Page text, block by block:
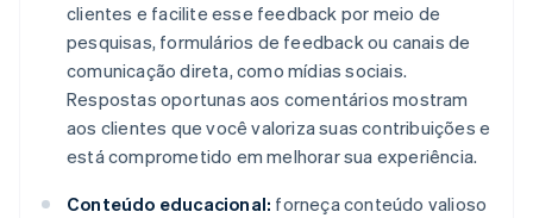
clientes e facilite esse feedback por meio de
pesquisas, formulários de feedback ou canais de
comunicação direta, como mídias sociais.
Respostas oportunas aos comentários mostram
aos clientes que você valoriza suas contribuições e
está comprometido em melhorar sua experiência.
Conteúdo educacional: forneça conteúdo valioso